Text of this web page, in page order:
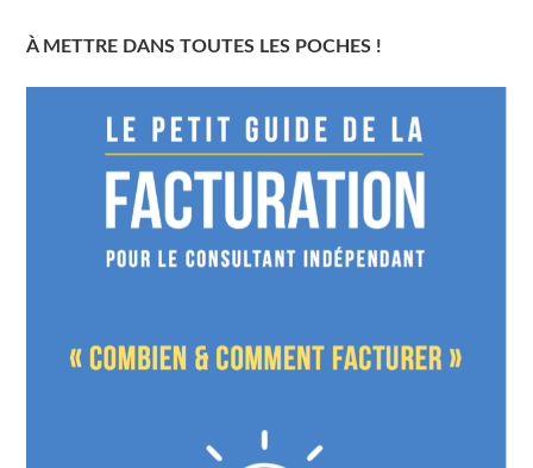
À METTRE DANS TOUTES LES POCHES !